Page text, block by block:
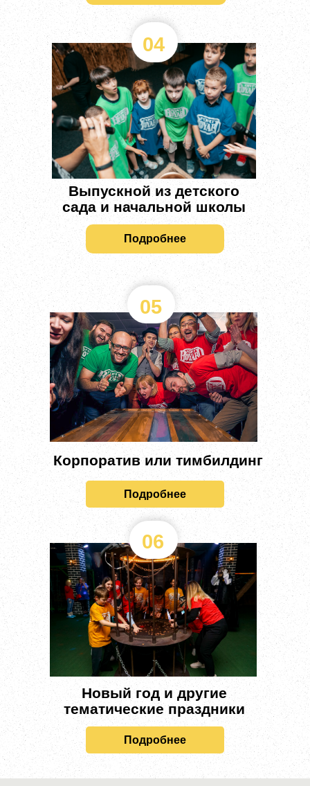
04
Выпускной из детского
сада и начальной школы
Подробнее
05
Корпоратив или тимбилдинг
06
Новый год и другие
тематические праздники
Подробнее
Подробнее